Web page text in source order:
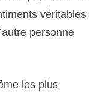
véritables
personne
les plus